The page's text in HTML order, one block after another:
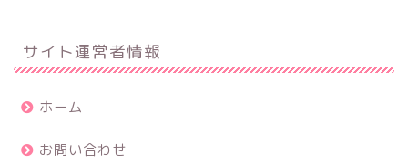
サイト運営者情報
ホーム
お問い合わせ